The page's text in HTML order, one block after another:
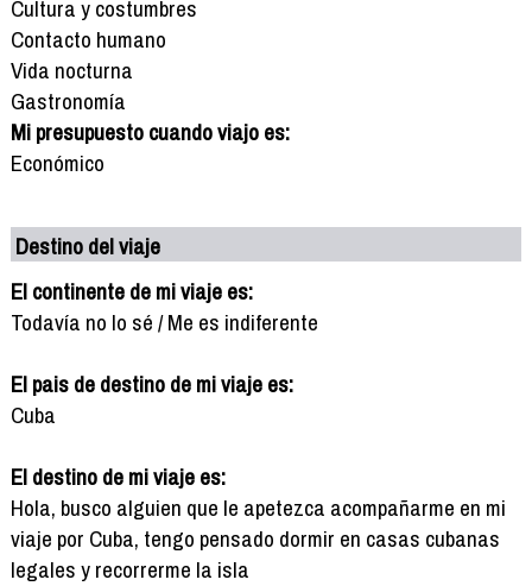
Cultura y costumbres
Contacto humano
Vida nocturna
Gastronomía
Mi presupuesto cuando viajo es:
Económico
Destino del viaje
El continente de mi viaje es:
Todavía no lo sé / Me es indiferente
El pais de destino de mi viaje es:
Cuba
El destino de mi viaje es:
Hola, busco alguien que le apetezca acompañarme en mi
viaje por Cuba, tengo pensado dormir en casas cubanas
legales y recorrerme la isla